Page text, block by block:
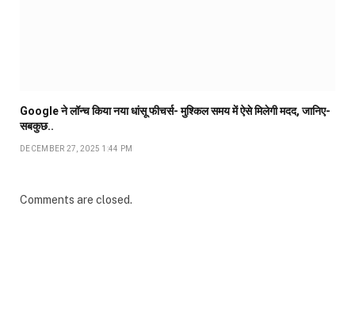
Google ने लॉन्च किया नया धांसू फीचर्स- मुश्किल समय में ऐसे मिलेगी मदद, जानिए-
सबकुछ..
DECEMBER 27, 2025 1:44 PM
Comments are closed.